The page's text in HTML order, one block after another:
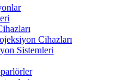
Cihazları
Sistemleri